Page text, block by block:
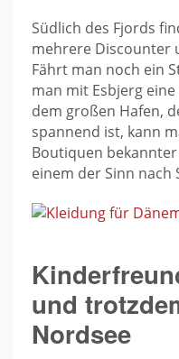
Südlich des Fjords
mehrere Discounter
Fährt man noch ein
man mit Esbjerg
dem großen Hafen,
spannend ist, kann
Boutiquen
einem der Sinn nach
und
Nordsee